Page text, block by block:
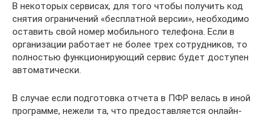
В некоторых сервисах, для того чтобы получить код
снятия ограничений «бесплатной версии», необходимо
оставить свой номер мобильного телефона. Если в
организации работает не более трех сотрудников, то
полностью функционирующий сервис будет доступен
автоматически.
В случае если подготовка отчета в ПФР велась в иной
программе, нежели та, что предоставляется онлайн-